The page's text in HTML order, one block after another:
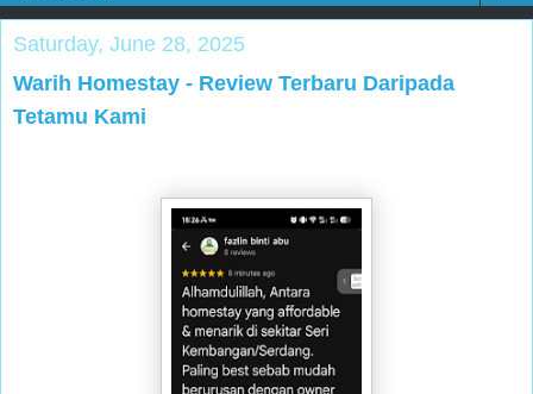
Saturday, June 28, 2025
Warih Homestay - Review Terbaru Daripada
Tetamu Kami